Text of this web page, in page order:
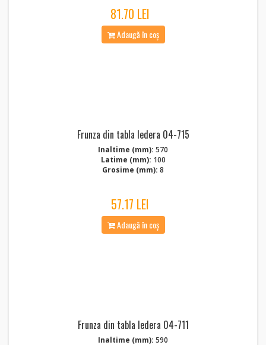
81.70 LEI
Adaugă în coș
Frunza din tabla Iedera 04-715
Inaltime (mm): 570
Latime (mm): 100
Grosime (mm): 8
57.17 LEI
Adaugă în coș
Frunza din tabla Iedera 04-711
Inaltime (mm): 590